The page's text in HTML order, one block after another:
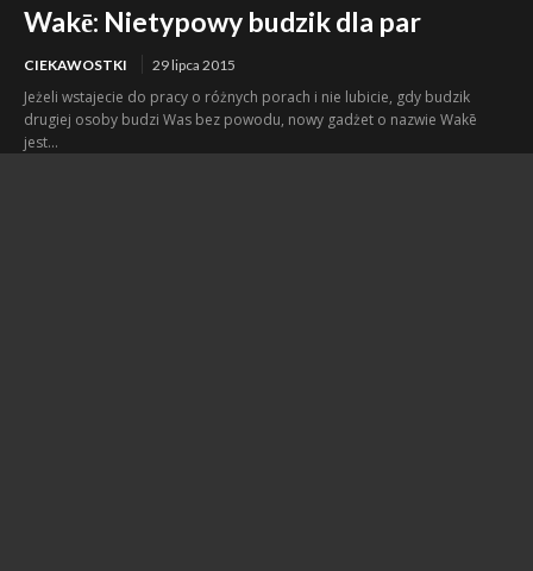
Wakē: Nietypowy budzik dla par
CIEKAWOSTKI 29 lipca 2015
Jeżeli wstajecie do pracy o różnych porach i nie lubicie, gdy budzik
drugiej osoby budzi Was bez powodu, nowy gadżet o nazwie Wakē
jest...